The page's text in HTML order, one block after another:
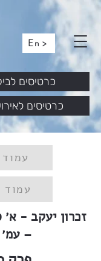
En >
כרטיסים
כרטיסים
עמוד
זכרון יעקב -
– עמ׳ 204